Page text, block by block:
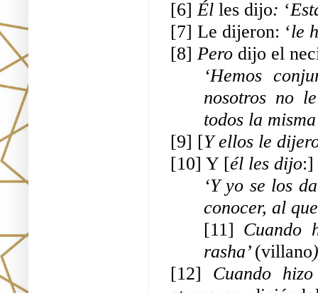
[6] Él les dijo: ‘
[7] Le dijeron: ‘le
[8] Pero dijo el
‘Hemos
nosotros no
todos la
[9] [Y ellos le
[10] Y [él les dijo:]
‘Y yo se los
conocer, al
[11] Cuando
rasha’ (villano
[12] Cuando